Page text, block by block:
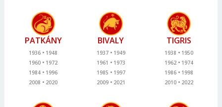
PATKÁNY
1936
1948
1960
1972
1984
1996
2008
2020
BIVALY
1937
1949
1961
1973
1985
1997
2009
2021
TIGRIS
1938
1950
1962
1974
1986
1998
2010
2022